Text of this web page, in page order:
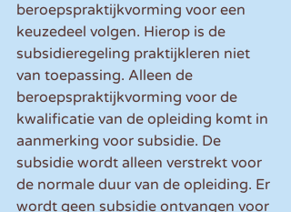
beroepspraktijkvorming voor een
keuzedeel volgen. Hierop is de
subsidieregeling praktijkleren niet
van toepassing. Alleen de
beroepspraktijkvorming voor de
kwalificatie van de opleiding komt in
aanmerking voor subsidie. De
subsidie wordt alleen verstrekt voor
de normale duur van de opleiding. Er
wordt geen subsidie ontvangen voor